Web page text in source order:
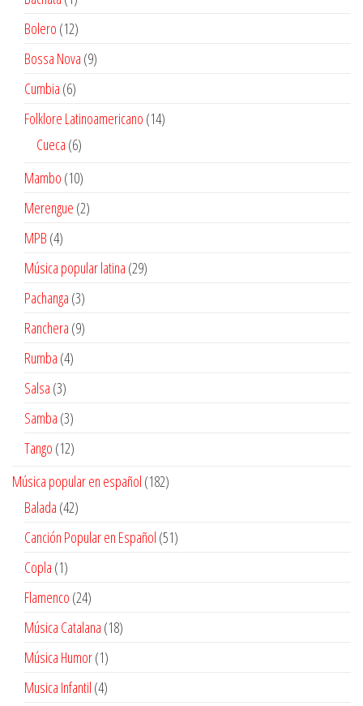
producto
Bolero 1212
productos
Bossa Nova 99
Cumbia 66
productos
Folklore Latinoamericano 1414
Cueca 66
Mambo 1010
productos
Merengue 22
MPB 44
productos
Música popular latina 2929
Pachanga 33
productos
Ranchera 99
Rumba 44
Salsa 33
productos
Samba 33
productos
Tango 1212
Música popular en español 182182
Balada 4242
productos
Canción Popular en Español 5151
Copla 11
producto
Flamenco 2424
productos
Música Catalana 1818
Música Humor 11
producto
Musica Infantil 44